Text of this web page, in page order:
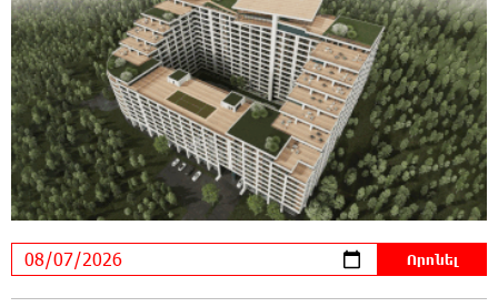
21:41:25 6-08-2026
Վթար Լոռու մարզում․ փրկարարները
վարորդին դուրս են բերել արգելափակումից
21:23:57 6-08-2026
Երևանում երթուղիների փոփոխություն
կլինի
21:10:46 6-08-2026
Օգոստոսի 7-ին՝ Գարեգին Բ Ամենայն Հայոց
Կաթողիկոսի դատական նիստը